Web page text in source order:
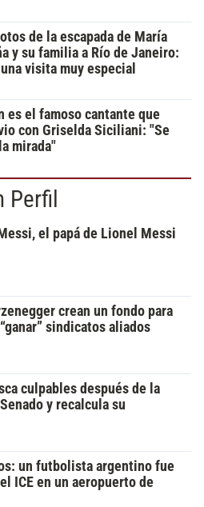
de la escapada de María
y su familia a Río de Janeiro:
visita muy especial
es el famoso cantante que
con Griselda Siciliani: "Se
mirada"
Perfil
el papá de Lionel Messi
crean un fondo para
sindicatos aliados
culpables después de la
y recalcula su
un futbolista argentino fue
ICE en un aeropuerto de